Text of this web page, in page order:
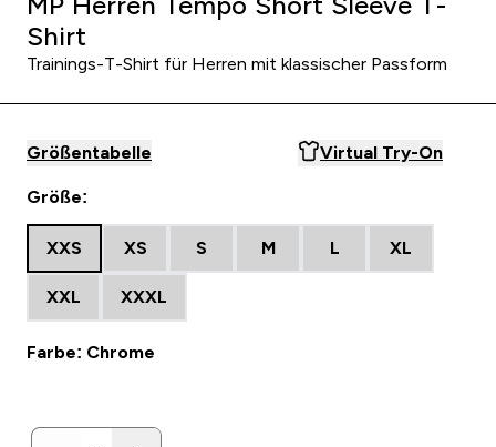
Shirt
Trainings-T-Shirt für Herren mit klassischer Passform
Größentabelle Virtual Try-On
Größe:
XXS XS S M L XL
XXL XXXL
Farbe: Chrome